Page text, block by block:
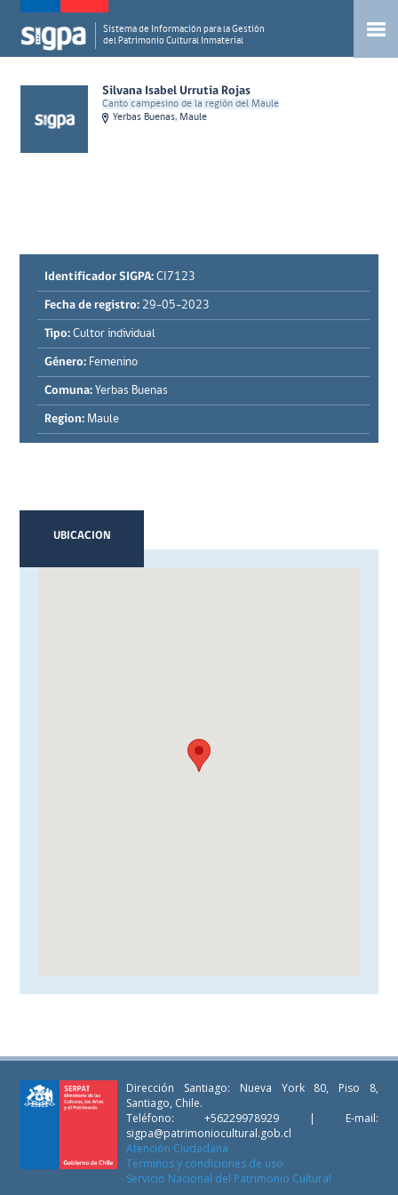
Sistema de Información para la Gestión
del Patrimonio Cultural Inmaterial
Silvana Isabel Urrutia Rojas
Canto campesino de la región del Maule
Yerbas Buenas, Maule
Identificador SIGPA: CI7123
Fecha de registro: 29-05-2023
Tipo: Cultor individual
Género: Femenino
Comuna: Yerbas Buenas
Region: Maule
UBICACION
Dirección Santiago: Nueva York 80, Piso 8,
Santiago, Chile.
Teléfono: +56229978929 | E-mail:
sigpa@patrimoniocultural.gob.cl
Atención Ciudadana
Términos y condiciones de uso
Servicio Nacional del Patrimonio Cultural